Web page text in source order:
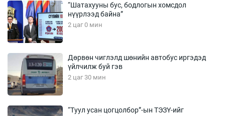
“Шатахууны бус, бодлогын хомсдол
нүүрлээд байна”
2 цаг 0 мин
Дөрвөн чиглэлд шөнийн автобус иргэдэд
үйлчилж буй гэв
2 цаг 30 мин
“Туул усан цогцолбор”-ын ТЭЗҮ-ийг